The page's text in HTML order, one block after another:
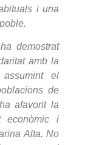
i una
demostrat
amb la
assumint el
de
afavorit la
econòmic i
Alta. No